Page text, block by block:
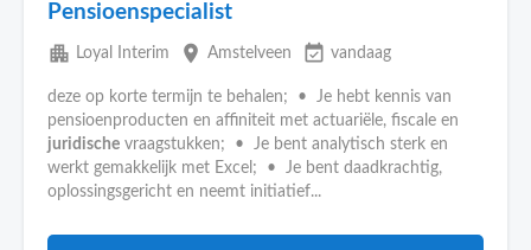
Pensioenspecialist
apartment Loyal Interim place Amstelveen event_available vandaag
deze op korte termijn te behalen; • Je hebt kennis van
pensioenproducten en affiniteit met actuariële, fiscale en
juridische vraagstukken; • Je bent analytisch sterk en
werkt gemakkelijk met Excel; • Je bent daadkrachtig,
oplossingsgericht en neemt initiatief...